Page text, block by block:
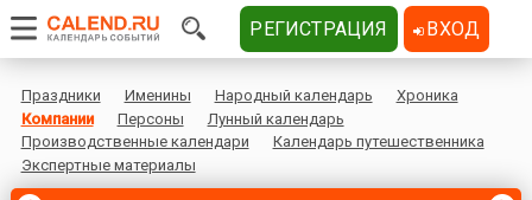
Праздники Именины Народный календарь
Хроника
Компании
Персоны
Лунный календарь
Производственные календари
Календарь путешественника
Экспертные материалы
РЕГИСТРАЦИЯ ВХОД